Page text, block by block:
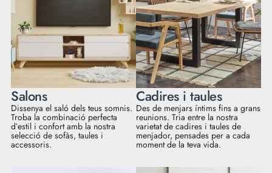
Salons
Dissenya el saló dels teus somnis.
Troba la combinació perfecta
dʻestil i confort amb la nostra
selecció de sofàs, taules i
accessoris.
Cadires i taules
Des de menjars íntims fins a grans
reunions. Tria entre la nostra
varietat de cadires i taules de
menjador, pensades per a cada
moment de la teva vida.